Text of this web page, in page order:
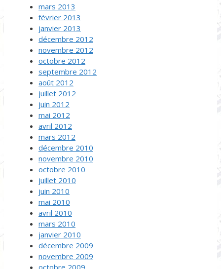
mars 2013
février 2013
janvier 2013
décembre 2012
novembre 2012
octobre 2012
septembre 2012
août 2012
juillet 2012
juin 2012
mai 2012
avril 2012
mars 2012
décembre 2010
novembre 2010
octobre 2010
juillet 2010
juin 2010
mai 2010
avril 2010
mars 2010
janvier 2010
décembre 2009
novembre 2009
octobre 2009